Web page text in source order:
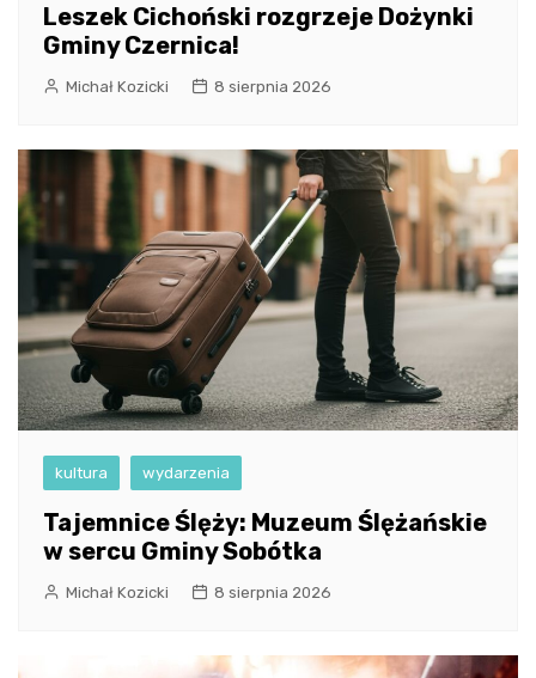
Leszek Cichoński rozgrzeje Dożynki
Gminy Czernica!
Michał Kozicki 8 sierpnia 2026
kultura wydarzenia
Tajemnice Ślęży: Muzeum Ślężańskie
w sercu Gminy Sobótka
Michał Kozicki 8 sierpnia 2026